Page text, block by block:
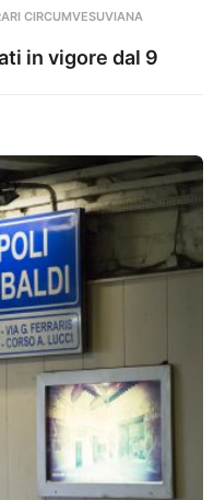
CIRCUMVESUVIANA
in vigore dal 9